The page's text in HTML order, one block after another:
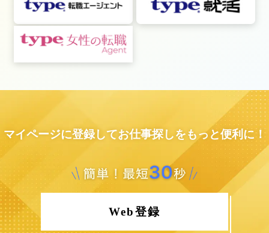
マイページに登録してお仕事探しをもっと便利に！
Web登録